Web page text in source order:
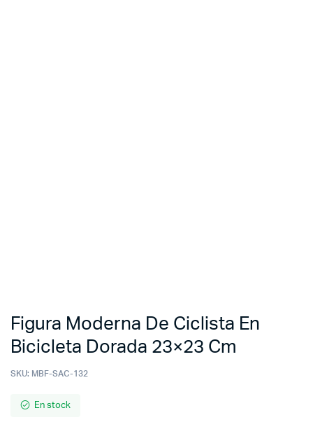
Figura Moderna De Ciclista En
Bicicleta Dorada 23×23 Cm
SKU: MBF-SAC-132
En stock